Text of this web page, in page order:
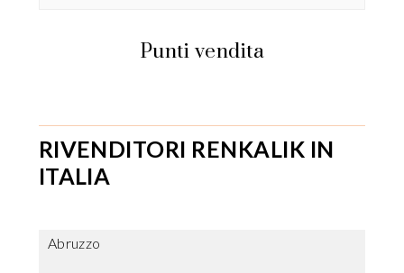
Punti vendita
RIVENDITORI RENKALIK IN
ITALIA
Abruzzo